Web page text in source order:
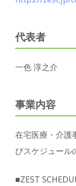
代表者
一色 淳之介
事業内容
在宅医療・介護
びスケジュール
■ZEST